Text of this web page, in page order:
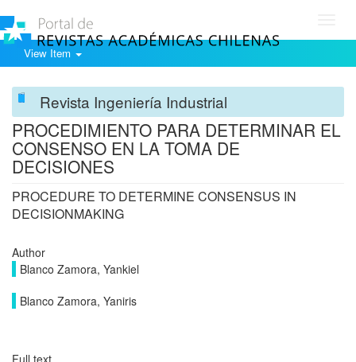
View Item
Revista Ingeniería Industrial
PROCEDIMIENTO PARA DETERMINAR EL
CONSENSO EN LA TOMA DE
DECISIONES
PROCEDURE TO DETERMINE CONSENSUS IN
DECISIONMAKING
Author
Blanco Zamora, Yankiel
Blanco Zamora, Yaniris
Full text